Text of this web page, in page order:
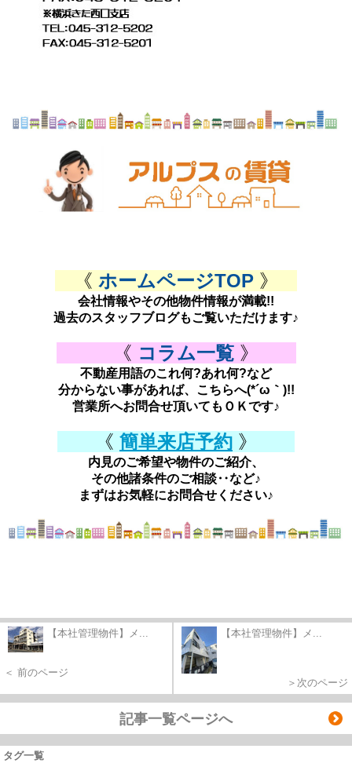
《 ホームページTOP 》
会社情報やその他物件情報が満載!!
過去のスタッフブログもご覧いただけます♪
《 コラム一覧》
不動産用語のこれ何?あれ何?など
分からない事があれば、こちらへ(*´ω｀)!!
営業所へお問合せ頂いてもＯＫです♪
《 簡単来店予約 》
内見のご希望や物件のご紹介、
その他諸条件のご相談‥など♪
まずはお気軽にお問合せください♪
【本社管理物件】メ...
＜ 前のページ
【本社管理物件】メ...
＞次のページ
記事一覧ページへ
タグ一覧